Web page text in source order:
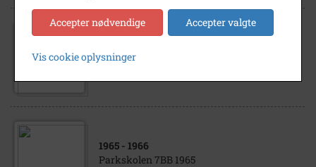
Parkskolen 4E 1963
1965 - 1966
Parkskolen 7BB 1965
Accepter nødvendige Accepter valgte
Vis cookie oplysninger